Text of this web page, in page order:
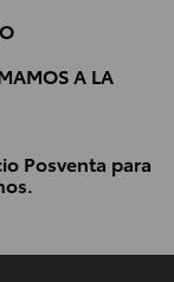
A LA
Posventa para